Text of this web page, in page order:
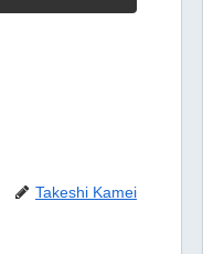
Takeshi Kamei